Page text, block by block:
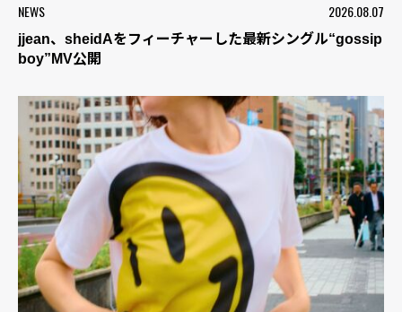
NEWS 2026.08.07
jjean、sheidAをフィーチャーした最新シングル“gossip
boy”MV公開